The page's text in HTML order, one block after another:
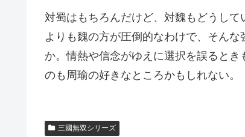
対蜀はもちろんだけど、対魏もどうし
よりも魏の方が圧倒的なわけで、そん
か。情熱や信念がゆえに選択を誤ると
のも周瑜の好きなところかもしれない。
三國無双シリーズ